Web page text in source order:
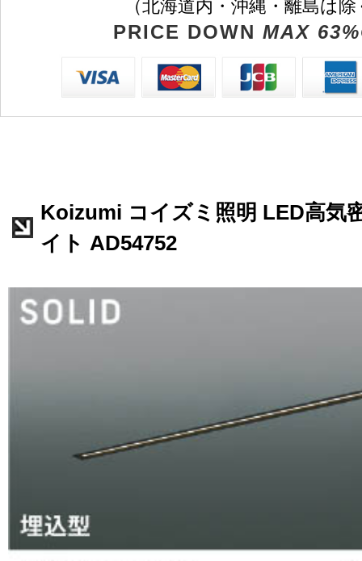
（北海道内・沖縄・離島は
PRICE DOWN MAX
Koizumi コイズミ照明 LED高気
イト AD54752